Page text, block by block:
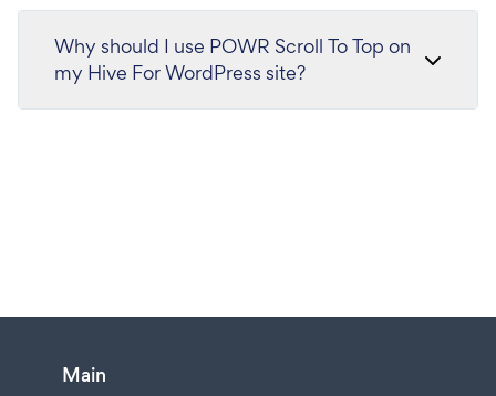
Why should I use POWR Scroll To Top on
my Hive For WordPress site?
Main